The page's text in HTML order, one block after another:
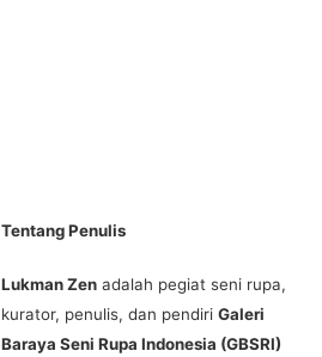
Tentang Penulis
Lukman Zen adalah pegiat seni rupa,
kurator, penulis, dan pendiri Galeri
Baraya Seni Rupa Indonesia (GBSRI)